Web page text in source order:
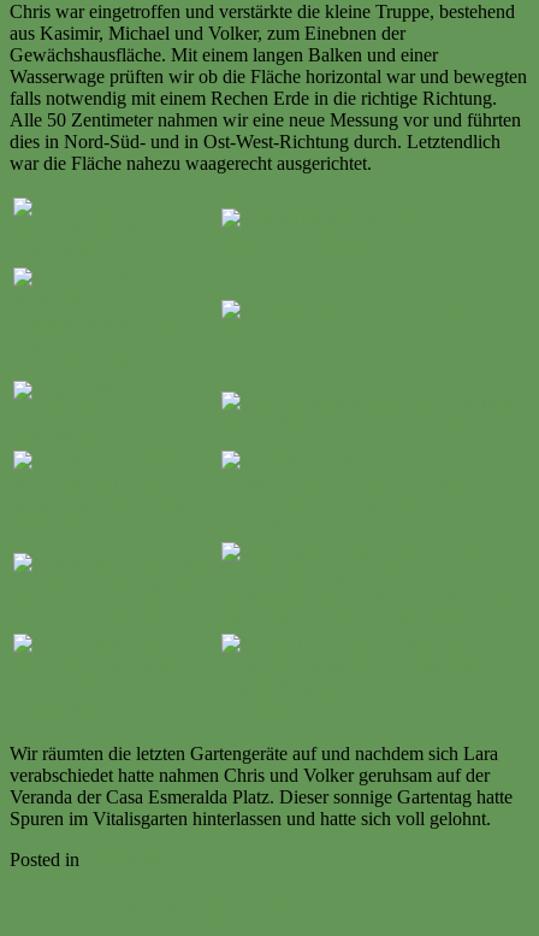
Chris war eingetroffen und verstärkte die kleine Truppe, bestehend
aus Kasimir, Michael und Volker, zum Einebnen der
Gewächshausfläche. Mit einem langen Balken und einer
Wasserwage prüften wir ob die Fläche horizontal war und bewegten
falls notwendig mit einem Rechen Erde in die richtige Richtung.
Alle 50 Zentimeter nahmen wir eine neue Messung vor und führten
dies in Nord-Süd- und in Ost-West-Richtung durch. Letztendlich
war die Fläche nahezu waagerecht ausgerichtet.
Wir räumten die letzten Gartengeräte auf und nachdem sich Lara
verabschiedet hatte nahmen Chris und Volker geruhsam auf der
Veranda der Casa Esmeralda Platz. Dieser sonnige Gartentag hatte
Spuren im Vitalisgarten hinterlassen und hatte sich voll gelohnt.
Posted in